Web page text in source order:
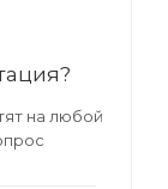
на любой